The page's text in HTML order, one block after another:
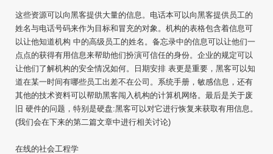
这些资源可以向黑客提供大量的信息。电话本可以向黑客提供员工的
姓名与电话号码来作为目标和冒充的对象。机构的表格包含着信息可
以让他知道机构 中的高级员工的姓名。备忘录中的信息可以让他们一
点点的获得有用信息来帮助他们扮演可信任的身份。企业的规定可以
让他们了解机构的安全情况如何。日期安排 表更是重要，黑客可以知
道在某一时间有哪些员工出差不在公司。系统手册，敏感信息，还有
其他的技术资料可以帮助黑客闯入机构的计算机网络。最后是关于废
旧 硬件的问题，特别是硬盘:黑客可以对它进行恢复来获取有用信息。
(我们会在下来的第二篇文章中进行相关讨论)
在线的社会工程学